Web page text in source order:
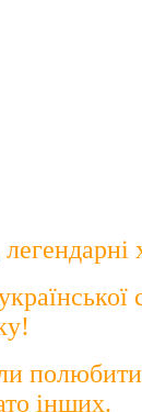
інших.